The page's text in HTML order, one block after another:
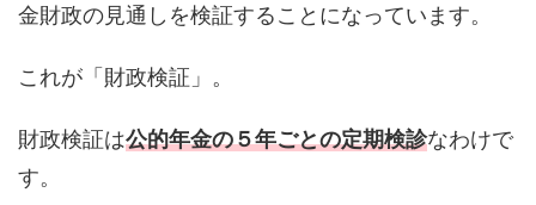
金財政の見通しを検証することになっています。
これが「財政検証」。
財政検証は公的年金の５年ごとの定期検診なわけで
す。